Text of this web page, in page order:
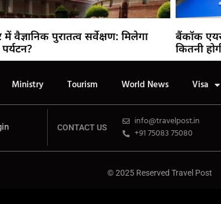
में वैज्ञानिक पुरातत्व सर्वेक्षण: मिलेगा
बैंकॉक
कितनी
Ministry Tourism World News Visa
CONTACT US
info@travelpost.in
+91 75083 75080
© 2025 Reserved Travel Post